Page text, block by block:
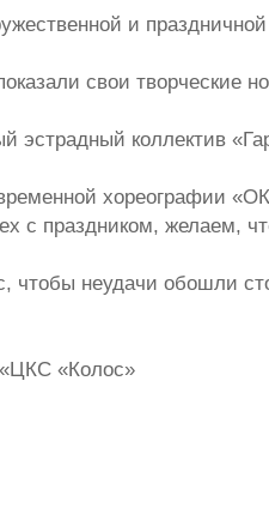
и
свои творческие
эстрадный коллектив
хореографии
с праздником, желаем,
чтобы неудачи обошли
«Колос»